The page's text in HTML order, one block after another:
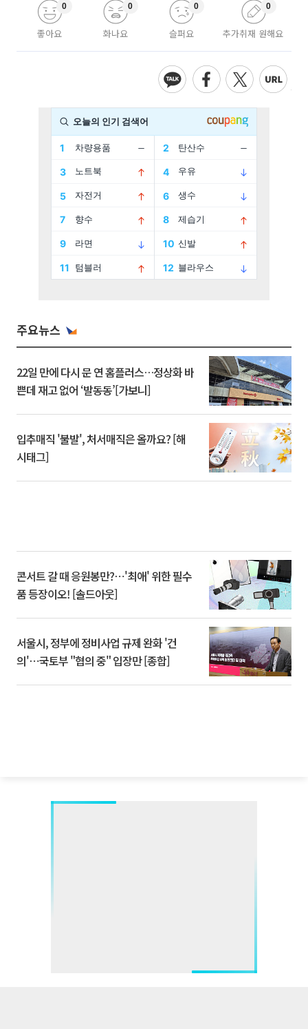
좋아요
0
화나요
0
슬퍼요
0
추가취재 원해요
0
주요뉴스
22일 만에 다시 문 연 홈플러스…정상화 바
쁜데 재고 없어 ‘발동동’[가보니]
입추매직 '불발', 처서매직은 올까요? [해
시태그]
콘서트 갈 때 응원봉만?⋯'최애' 위한 필수
품 등장이오! [솔드아웃]
서울시, 정부에 정비사업 규제 완화 '건
의'⋯국토부 "협의 중" 입장만 [종합]